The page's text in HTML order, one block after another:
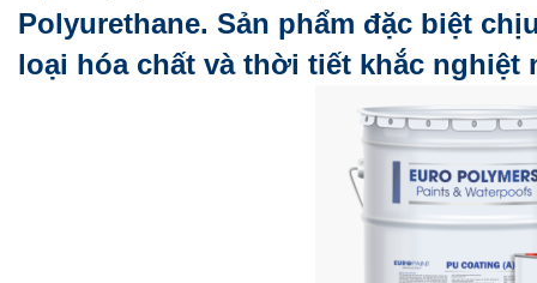
Polyurethane. Sản phẩm đặc biệt
loại hóa chất và thời tiết khắc nghiệt